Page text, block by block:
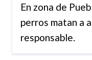
En zona de
perros matan a
responsable.